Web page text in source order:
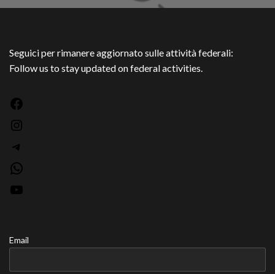
Seguici per rimanere aggiornato sulle attività federali:
Follow us to stay updated on federal activities.
Email